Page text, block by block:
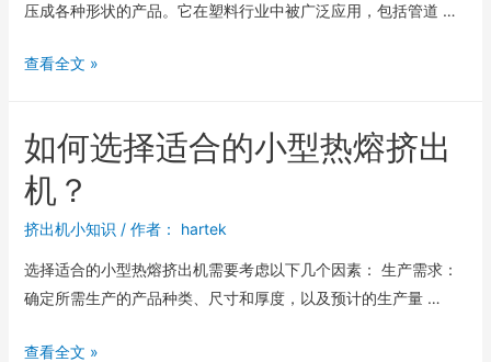
压成各种形状的产品。它在塑料行业中被广泛应用，包括管道 …
查看全文 »
如何选择适合的小型热熔挤出
机？
挤出机小知识 / 作者： hartek
选择适合的小型热熔挤出机需要考虑以下几个因素： 生产需求：
确定所需生产的产品种类、尺寸和厚度，以及预计的生产量 …
查看全文 »